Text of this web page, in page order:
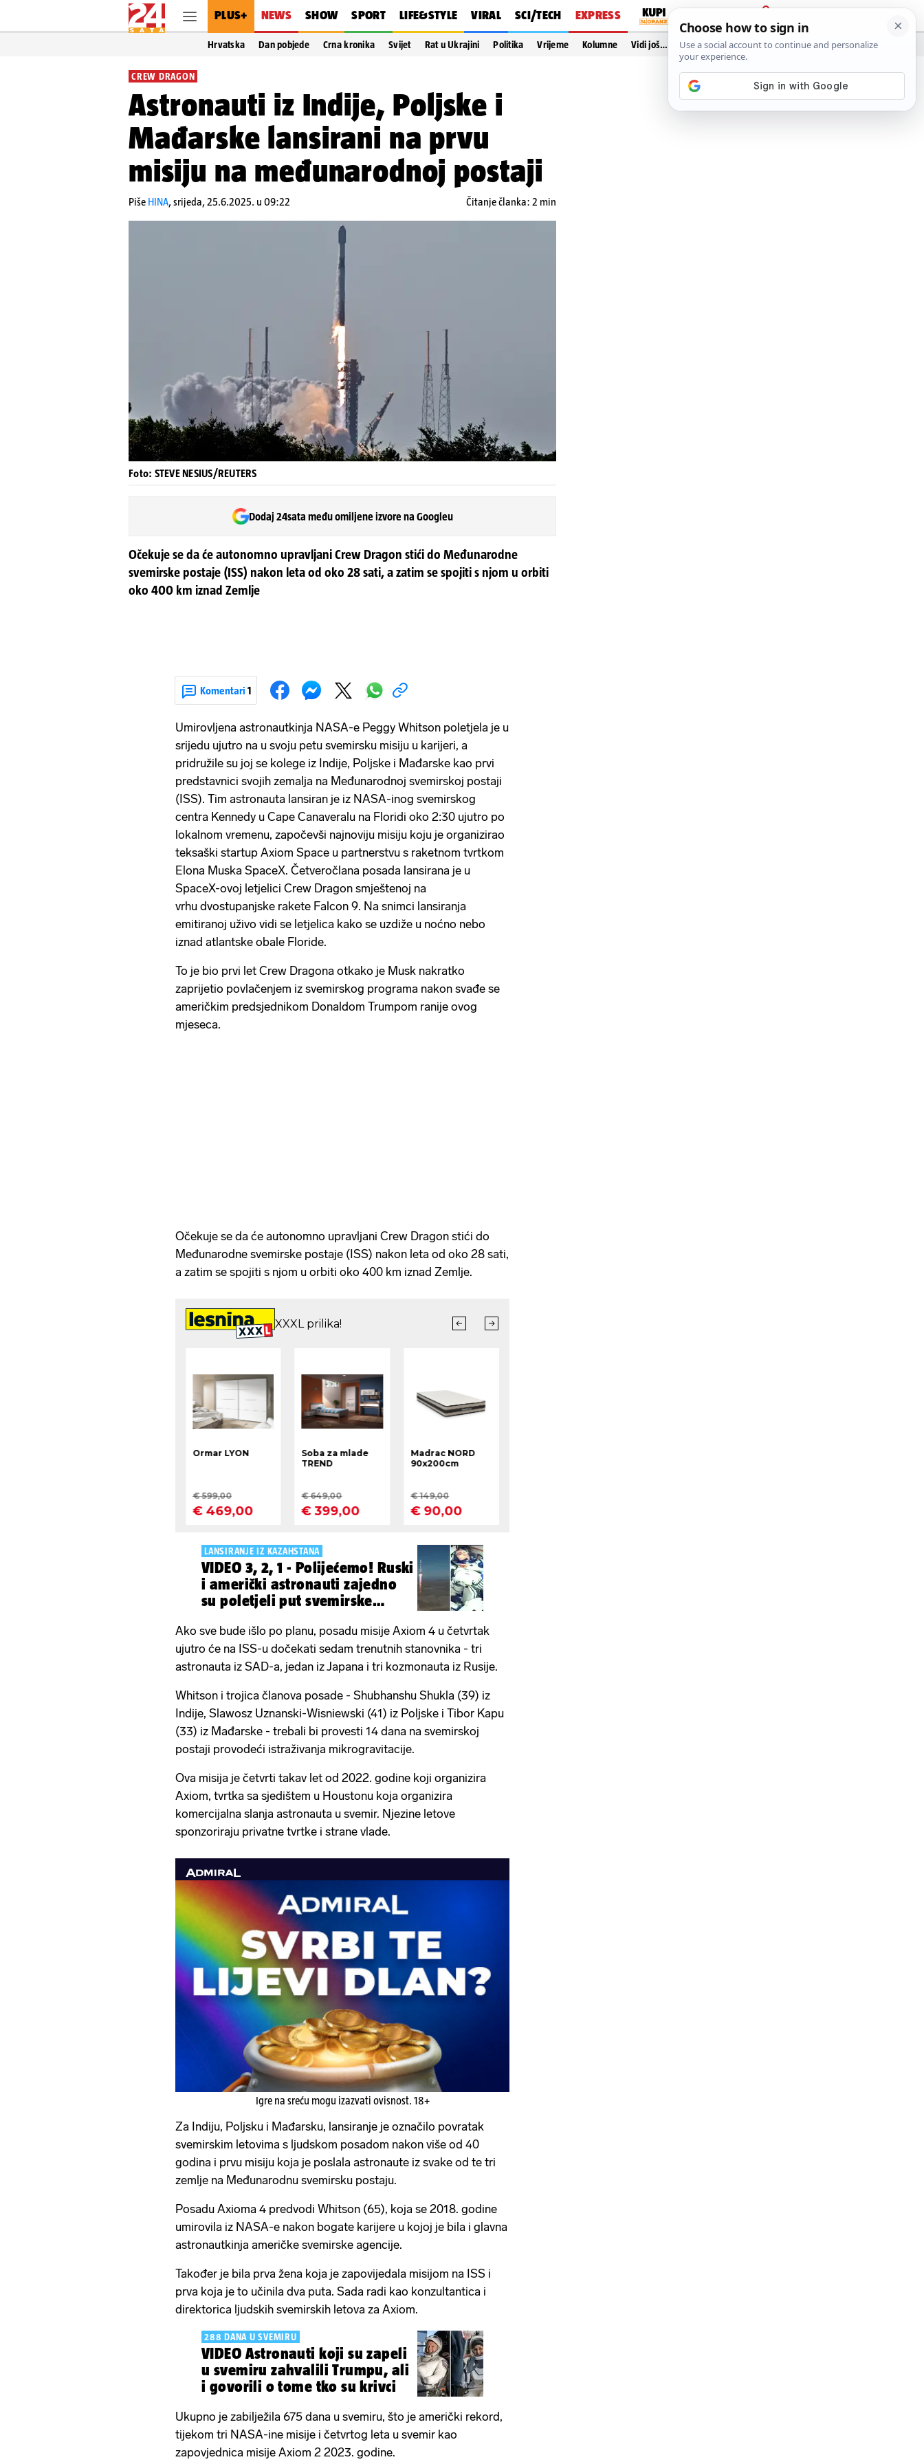
PLUS+ NEWS SHOW SPORT LIFE&STYLE VIRAL SCI/TECH EXPRESS
PRIJAVA
Hrvatska Dan pobjede Crna kronika Svijet Rat u Ukrajini Politika Vrijeme Kolumne Vidi još…
CREW DRAGON
Astronauti iz Indije, Poljske i
Mađarske lansirani na prvu
misiju na međunarodnoj postaji
Piše HINA,srijeda, 25.6.2025. u 09:22 Čitanje članka: 2 min
Foto: STEVE NESIUS/REUTERS
Dodaj 24sata među omiljene izvore na Googleu
Očekuje se da će autonomno upravljani Crew Dragon stići do Međunarodne
svemirske postaje (ISS) nakon leta od oko 28 sati, a zatim se spojiti s njom u orbiti
oko 400 km iznad Zemlje
Komentari 1
Umirovljena astronautkinja NASA-e Peggy Whitson poletjela je u
srijedu ujutro na u svoju petu svemirsku misiju u karijeri, a
pridružile su joj se kolege iz Indije, Poljske i Mađarske kao prvi
predstavnici svojih zemalja na Međunarodnoj svemirskoj postaji
(ISS). Tim astronauta lansiran je iz NASA-inog svemirskog
centra Kennedy u Cape Canaveralu na Floridi oko 2:30 ujutro po
lokalnom vremenu, započevši najnoviju misiju koju je organizirao
teksaški startup Axiom Space u partnerstvu s raketnom tvrtkom
Elona Muska SpaceX. Četveročlana posada lansirana je u
SpaceX-ovoj letjelici Crew Dragon smještenoj na
vrhu dvostupanjske rakete Falcon 9. Na snimci lansiranja
emitiranoj uživo vidi se letjelica kako se uzdiže u noćno nebo
iznad atlantske obale Floride.
To je bio prvi let Crew Dragona otkako je Musk nakratko
zaprijetio povlačenjem iz svemirskog programa nakon svađe se
američkim predsjednikom Donaldom Trumpom ranije ovog
mjeseca.
Očekuje se da će autonomno upravljani Crew Dragon stići do
Međunarodne svemirske postaje (ISS) nakon leta od oko 28 sati,
a zatim se spojiti s njom u orbiti oko 400 km iznad Zemlje.
LANSIRANJE IZ KAZAHSTANA
VIDEO 3, 2, 1 - Polijećemo! Ruski
i američki astronauti zajedno
su poletjeli put svemirske
Ako sve bude išlo po planu, posadu misije Axiom 4 u četvrtak
ujutro će na ISS-u dočekati sedam trenutnih stanovnika - tri
astronauta iz SAD-a, jedan iz Japana i tri kozmonauta iz Rusije.
Whitson i trojica članova posade - Shubhanshu Shukla (39) iz
Indije, Slawosz Uznanski-Wisniewski (41) iz Poljske i Tibor Kapu
(33) iz Mađarske - trebali bi provesti 14 dana na svemirskoj
postaji provodeći istraživanja mikrogravitacije.
Ova misija je četvrti takav let od 2022. godine koji organizira
Axiom, tvrtka sa sjedištem u Houstonu koja organizira
komercijalna slanja astronauta u svemir. Njezine letove
sponzoriraju privatne tvrtke i strane vlade.
Igre na sreću mogu izazvati ovisnost. 18+
Za Indiju, Poljsku i Mađarsku, lansiranje je označilo povratak
svemirskim letovima s ljudskom posadom nakon više od 40
godina i prvu misiju koja je poslala astronaute iz svake od te tri
zemlje na Međunarodnu svemirsku postaju.
Posadu Axioma 4 predvodi Whitson (65), koja se 2018. godine
umirovila iz NASA-e nakon bogate karijere u kojoj je bila i glavna
astronautkinja američke svemirske agencije.
Također je bila prva žena koja je zapovijedala misijom na ISS i
prva koja je to učinila dva puta. Sada radi kao konzultantica i
direktorica ljudskih svemirskih letova za Axiom.
288 DANA U SVEMIRU
VIDEO Astronauti koji su zapeli
u svemiru zahvalili Trumpu, ali
i govorili o tome tko su krivci
Ukupno je zabilježila 675 dana u svemiru, što je američki rekord,
tijekom tri NASA-ine misije i četvrtog leta u svemir kao
zapovjednica misije Axiom 2 2023. godine.